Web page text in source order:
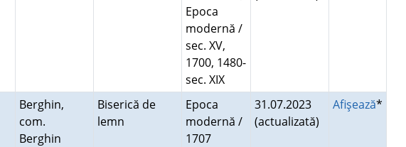
Epoca
modernă /
sec. XV,
1700, 1480-
sec. XIX
Berghin,
com.
Berghin
Biserică de
lemn
Epoca
modernă /
1707
31.07.2023
(actualizată)
Afişează*